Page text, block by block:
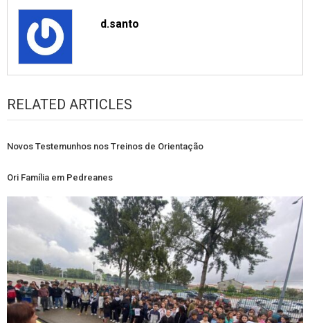
d.santo
RELATED ARTICLES
Novos Testemunhos nos Treinos de Orientação
Ori Família em Pedreanes